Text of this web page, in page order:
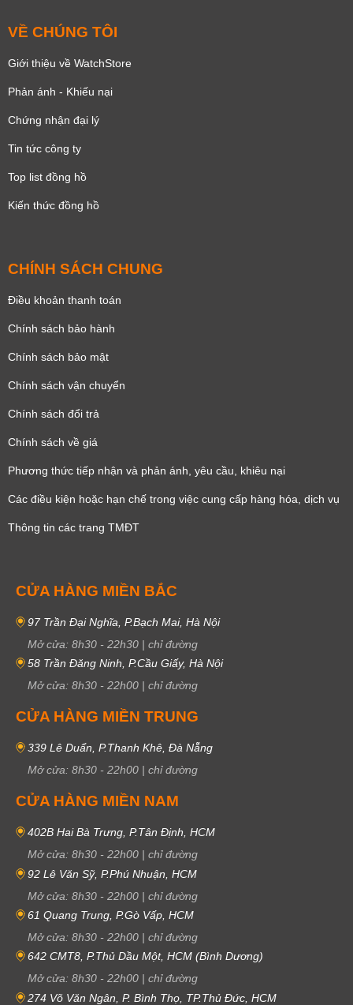
VỀ CHÚNG TÔI
Giới thiệu về WatchStore
Phản ánh - Khiếu nại
Chứng nhận đại lý
Tin tức công ty
Top list đồng hồ
Kiến thức đồng hồ
CHÍNH SÁCH CHUNG
Điều khoản thanh toán
Chính sách bảo hành
Chính sách bảo mật
Chính sách vận chuyển
Chính sách đổi trả
Chính sách về giá
Phương thức tiếp nhận và phản ánh, yêu cầu, khiêu nại
Các điều kiện hoặc hạn chế trong việc cung cấp hàng hóa, dịch vụ
Thông tin các trang TMĐT
CỬA HÀNG MIỀN BẮC
97 Trần Đại Nghĩa, P.Bạch Mai, Hà Nội
Mở cửa: 8h30 - 22h30 | chỉ đường
58 Trần Đăng Ninh, P.Cầu Giấy, Hà Nội
Mở cửa: 8h30 - 22h00 | chỉ đường
CỬA HÀNG MIỀN TRUNG
339 Lê Duẩn, P.Thanh Khê, Đà Nẵng
Mở cửa: 8h30 - 22h00 | chỉ đường
CỬA HÀNG MIỀN NAM
402B Hai Bà Trưng, P.Tân Định, HCM
Mở cửa: 8h30 - 22h00 | chỉ đường
92 Lê Văn Sỹ, P.Phú Nhuận, HCM
Mở cửa: 8h30 - 22h00 | chỉ đường
61 Quang Trung, P.Gò Vấp, HCM
Mở cửa: 8h30 - 22h00 | chỉ đường
642 CMT8, P.Thủ Dầu Một, HCM (Bình Dương)
Mở cửa: 8h30 - 22h00 | chỉ đường
274 Võ Văn Ngân, P. Bình Thọ, TP.Thủ Đức, HCM